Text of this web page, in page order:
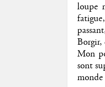
loupe
Borgir,
Mon
sont